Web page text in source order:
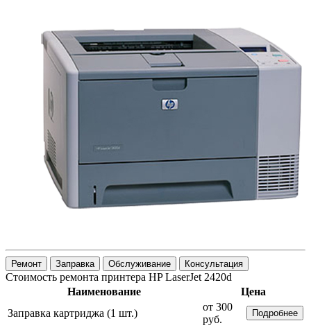
Ремонт Заправка Обслуживание Консультация
Стоимость ремонта принтера HP LaserJet 2420d
Наименование
Цена
Заправка картриджа (1 шт.)
от 300
руб.
Подробнее